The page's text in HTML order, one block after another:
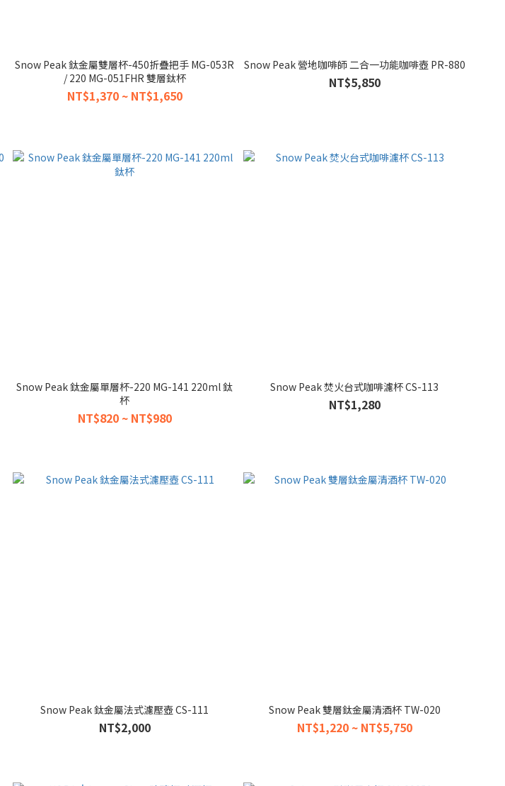
Snow Peak 鈦金屬雙層杯-450折疊把手 MG-053R
/ 220 MG-051FHR 雙層鈦杯
NT$1,370 ~ NT$1,650
Snow Peak 營地咖啡師 二合一功能咖啡壺 PR-880
NT$5,850
Snow Peak 鈦金屬單層杯-220 MG-141 220ml 鈦
杯
NT$820 ~ NT$980
Snow Peak 焚火台式咖啡濾杯 CS-113
NT$1,280
Snow Peak 鈦金屬法式濾壓壺 CS-111
NT$2,000
Snow Peak 雙層鈦金屬清酒杯 TW-020
NT$1,220 ~ NT$5,750